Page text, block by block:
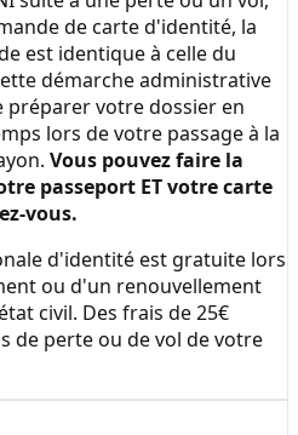
de carte d'identité, la
est identique à celle du
démarche administrative
votre dossier en
lors de votre passage à la
. Vous pouvez faire la
passeport ET votre carte
vous.
d'identité est gratuite lors
ou d'un renouvellement
civil. Des frais de 25€
de perte ou de vol de votre